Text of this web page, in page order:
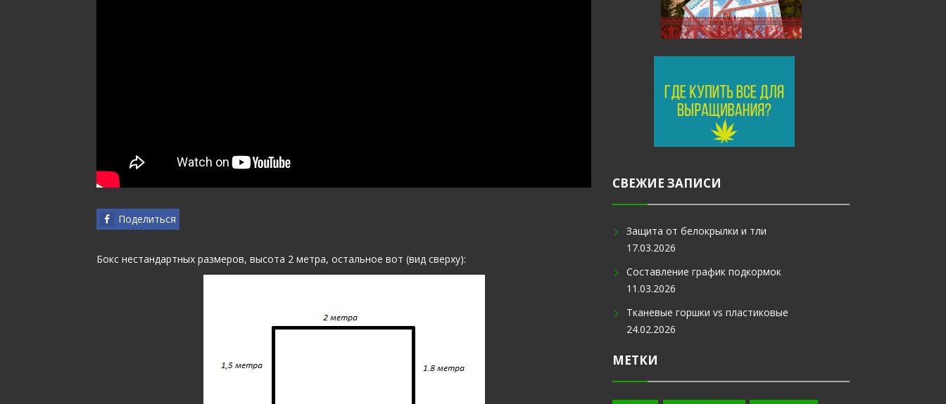
Поделиться
Бокс нестандартных размеров, высота 2 метра, остальное вот (вид сверху):
СВЕЖИЕ ЗАПИСИ
Защита от белокрылки и тли
17.03.2026
Составление график подкормок
11.03.2026
Тканевые горшки vs пластиковые
24.02.2026
МЕТКИ